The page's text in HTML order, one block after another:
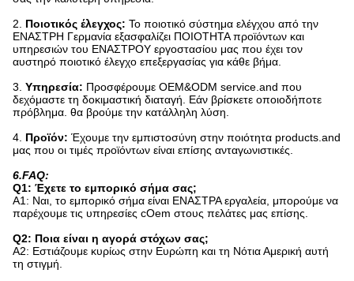
2. Ποιοτικός έλεγχος: Το ποιοτικό σύστημα ελέγχου από την
ΕΝΑΣΤΡΗ Γερμανία εξασφαλίζει ΠΟΙΟΤΗΤΑ προϊόντων και
υπηρεσιών του ΕΝΑΣΤΡΟΥ εργοστασίου μας που έχει τον
αυστηρό ποιοτικό έλεγχο επεξεργασίας για κάθε βήμα.
3. Υπηρεσία: Προσφέρουμε OEM&ODM service.and που
δεχόμαστε τη δοκιμαστική διαταγή. Εάν βρίσκετε οποιοδήποτε
πρόβλημα. θα βρούμε την κατάλληλη λύση.
4. Προϊόν: Έχουμε την εμπιστοσύνη στην ποιότητα products.and
μας που οι τιμές προϊόντων είναι επίσης ανταγωνιστικές.
6.FAQ:
Q1: Έχετε το εμπορικό σήμα σας;
Α1: Ναι, το εμπορικό σήμα είναι ΕΝΑΣΤΡΑ εργαλεία, μπορούμε να
παρέχουμε τις υπηρεσίες cOem στους πελάτες μας επίσης.
Q2: Ποια είναι η αγορά στόχων σας;
A2: Εστιάζουμε κυρίως στην Ευρώπη και τη Νότια Αμερική αυτή
τη στιγμή.